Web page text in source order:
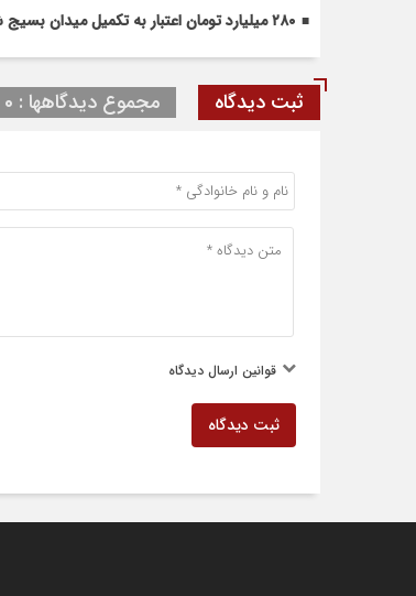
۲۸۰ میلیارد تومان اعتبار به تکمیل میدان بسیج شهرضا اختصاص یافت
ثبت دیدگاه مجموع دیدگاهها : 0
قوانین ارسال دیدگاه
ثبت دیدگاه